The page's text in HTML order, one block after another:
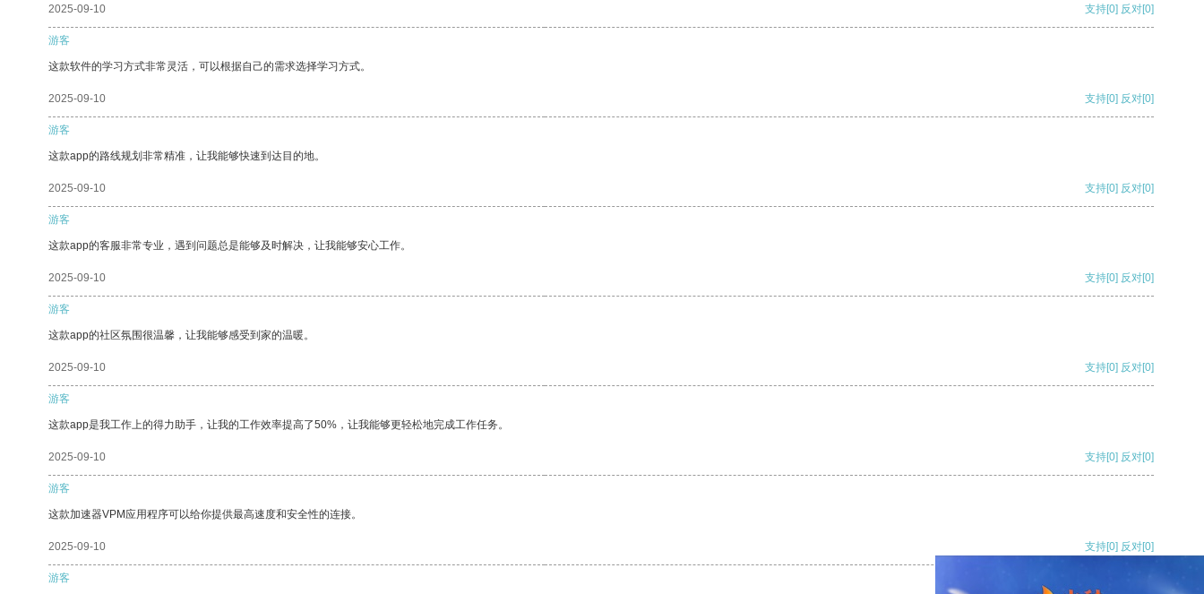
2025-09-10 支持[0] 反对[0]
游客
这款软件的学习方式非常灵活，可以根据自己的需求选择学习方式。
2025-09-10 支持[0] 反对[0]
游客
这款app的路线规划非常精准，让我能够快速到达目的地。
2025-09-10 支持[0] 反对[0]
游客
这款app的客服非常专业，遇到问题总是能够及时解决，让我能够安心工作。
2025-09-10 支持[0] 反对[0]
游客
这款app的社区氛围很温馨，让我能够感受到家的温暖。
2025-09-10 支持[0] 反对[0]
游客
这款app是我工作上的得力助手，让我的工作效率提高了50%，让我能够更轻松地完成工作任务。
2025-09-10 支持[0] 反对[0]
游客
这款加速器VPM应用程序可以给你提供最高速度和安全性的连接。
2025-09-10 支持[0] 反对[0]
游客